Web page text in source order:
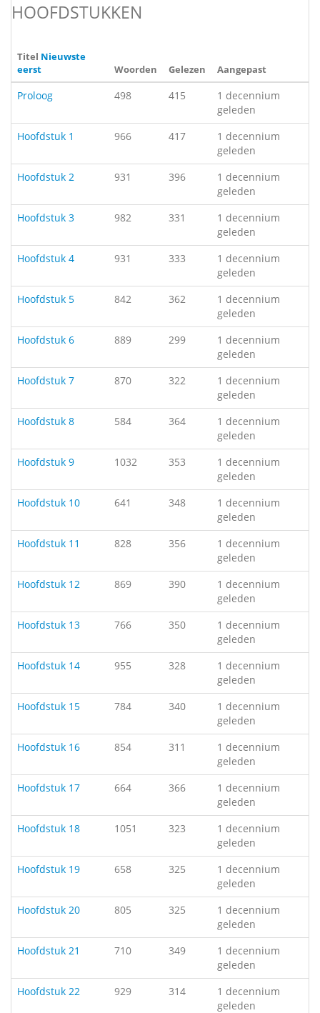
HOOFDSTUKKEN
Titel Nieuwste
eerst
Woorden Gelezen Aangepast
Proloog 498 415
1 decennium
geleden
Hoofdstuk 1
966 417
1 decennium
geleden
Hoofdstuk 2
931 396
1 decennium
geleden
Hoofdstuk 3
982 331
1 decennium
geleden
Hoofdstuk 4
931 333
1 decennium
geleden
Hoofdstuk 5
842 362
1 decennium
geleden
Hoofdstuk 6
889 299
1 decennium
geleden
Hoofdstuk 7
870 322
1 decennium
geleden
Hoofdstuk 8
584 364
1 decennium
geleden
Hoofdstuk 9
1032 353
1 decennium
geleden
Hoofdstuk 10
641 348
1 decennium
geleden
Hoofdstuk 11
828 356
1 decennium
geleden
Hoofdstuk 12
869 390
1 decennium
geleden
Hoofdstuk 13
766 350
1 decennium
geleden
Hoofdstuk 14
955 328
1 decennium
geleden
Hoofdstuk 15
784 340
1 decennium
geleden
Hoofdstuk 16
854 311
1 decennium
geleden
Hoofdstuk 17
664 366
1 decennium
geleden
Hoofdstuk 18
1051 323
1 decennium
geleden
Hoofdstuk 19
658 325
1 decennium
geleden
Hoofdstuk 20
805 325
1 decennium
geleden
Hoofdstuk 21
710 349
1 decennium
geleden
Hoofdstuk 22
929 314
1 decennium
geleden